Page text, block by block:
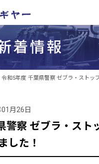
着情報
令和5年度 千葉県警察 ゼブラ・ストッ
月26日
警察 ゼブラ・スト
した！